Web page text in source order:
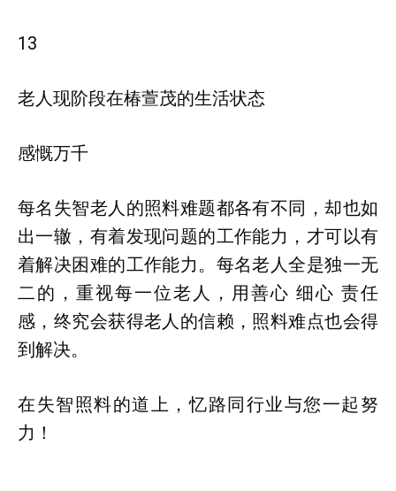
13
老人现阶段在椿萱茂的生活状态
感慨万千
每名失智老人的照料难题都各有不同，却也如
出一辙，有着发现问题的工作能力，才可以有
着解决困难的工作能力。每名老人全是独一无
二的，重视每一位老人，用善心 细心 责任
感，终究会获得老人的信赖，照料难点也会得
到解决。
在失智照料的道上，忆路同行业与您一起努
力！